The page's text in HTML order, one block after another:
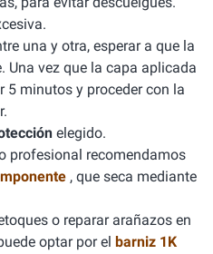
una y otra, esperar a que la
Una vez que la capa aplicada
5 minutos y proceder con la
elegido.
profesional recomendamos
, que seca mediante
o reparar arañazos en
optar por el barniz 1K